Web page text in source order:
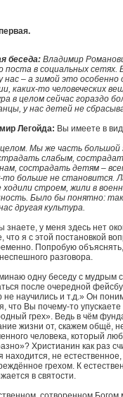
беседа: Владимир
поста в социальных сетях.
нас – а зимой это
каких-то человеческих
в целом сейчас гораздо
у нас детей не
Легойда: Вы имеете в
Мы же часть большой
слабым,
сострадать детям –
то больше не становится.
ходили строем, жили в
Было бы понятно:
другая культура.
знаете, у меня здесь нет
что я с этой постановкой
Попробую
разговора.
одну беседу с мудрым
после очередной
не научились и т.д.» Он
что Вы почему-то
грех». Ведь в чём
жизни от, скажем общё,
человека, который
Христианин как раз
находится, не
грехом. К
в святости.